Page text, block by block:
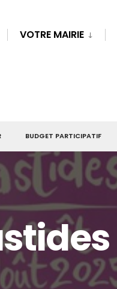
VOTRE MAIRIE
BUDGET PARTICIPATIF